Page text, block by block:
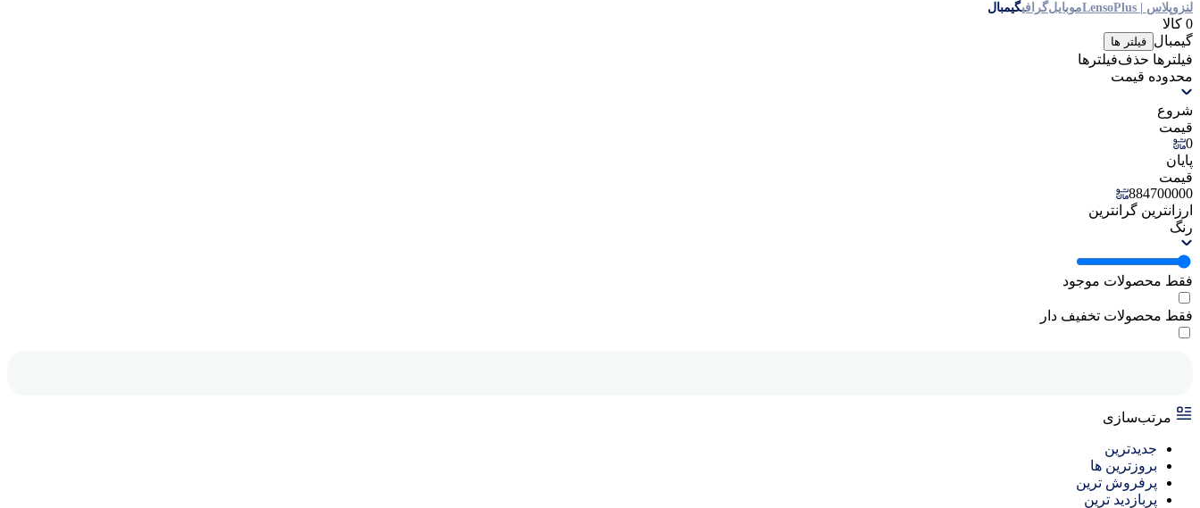
لنزوپلاس | LensoPlus موبایل‌گرافیگیمبال
0 کالا
گیمبال فیلتر ها
فیلترها حذف‌فیلتر‌ها
محدوده قیمت
شروع
قیمت
0
پایان
قیمت
884700000
ارزانترین گرانترین
رنگ
فقط محصولات موجود
فقط محصولات تخفیف دار
مرتب‌سازی
جدیدترین
بروزترین ها
پرفروش ترین
پربازدید ترین